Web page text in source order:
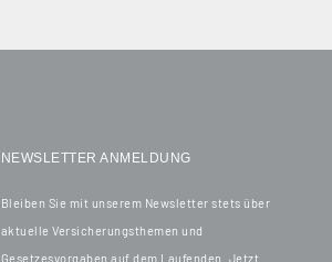
NEWSLETTER ANMELDUNG
Bleiben Sie mit unserem Newsletter stets über
aktuelle Versicherungsthemen und
Gesetzesvorgaben auf dem Laufenden. Jetzt